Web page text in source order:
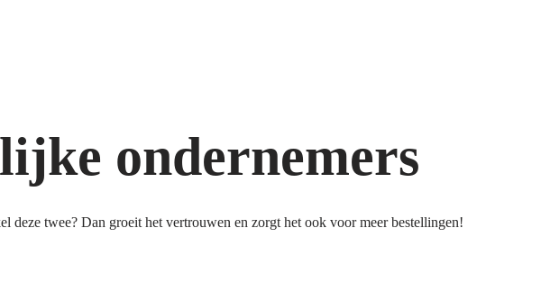
ondernemers
twee? Dan groeit het vertrouwen en zorgt het ook voor meer bestellingen!